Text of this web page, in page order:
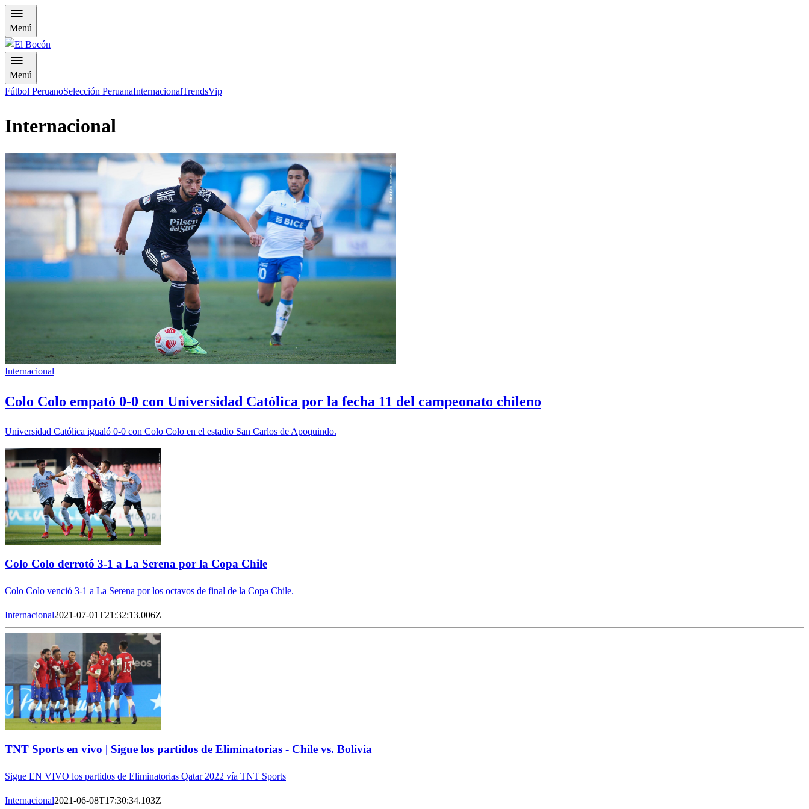
Menú
Menú
Fútbol PeruanoSelección PeruanaInternacionalTrendsVip
Internacional
Internacional
Colo Colo empató 0-0 con Universidad Católica por la fecha 11 del campeonato chileno
Universidad Católica igualó 0-0 con Colo Colo en el estadio San Carlos de Apoquindo.
Colo Colo derrotó 3-1 a La Serena por la Copa Chile
Colo Colo venció 3-1 a La Serena por los octavos de final de la Copa Chile.
Internacional2021-07-01T21:32:13.006Z
TNT Sports en vivo | Sigue los partidos de Eliminatorias - Chile vs. Bolivia
Sigue EN VIVO los partidos de Eliminatorias Qatar 2022 vía TNT Sports
Internacional2021-06-08T17:30:34.103Z